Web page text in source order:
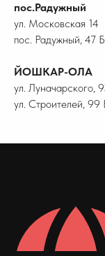
пос.Радужный
ул. Московская 14
пос. Радужный, 47 Б
ЙОШКАР-ОЛА
ул. Луначарского,
ул. Строителей, 99